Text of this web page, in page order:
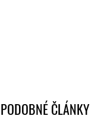
PODOBNÉ ČLÁNKY